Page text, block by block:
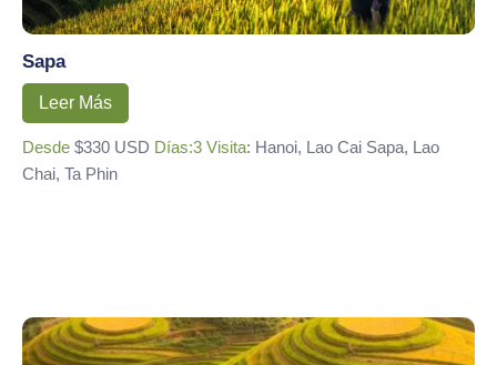
Sapa
Leer Más
Desde $330 USD Días:3 Visita: Hanoi, Lao Cai Sapa, Lao
Chai, Ta Phin